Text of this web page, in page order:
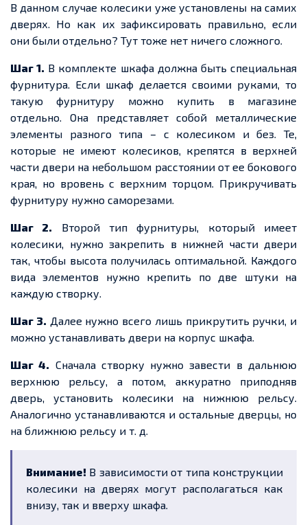
В данном случае колесики уже установлены на самих
дверях. Но как их зафиксировать правильно, если
они были отдельно? Тут тоже нет ничего сложного.
Шаг 1. В комплекте шкафа должна быть специальная
фурнитура. Если шкаф делается своими руками, то
такую фурнитуру можно купить в магазине
отдельно. Она представляет собой металлические
элементы разного типа – с колесиком и без. Те,
которые не имеют колесиков, крепятся в верхней
части двери на небольшом расстоянии от ее бокового
края, но вровень с верхним торцом. Прикручивать
фурнитуру нужно саморезами.
Шаг 2. Второй тип фурнитуры, который имеет
колесики, нужно закрепить в нижней части двери
так, чтобы высота получилась оптимальной. Каждого
вида элементов нужно крепить по две штуки на
каждую створку.
Шаг 3. Далее нужно всего лишь прикрутить ручки, и
можно устанавливать двери на корпус шкафа.
Шаг 4. Сначала створку нужно завести в дальнюю
верхнюю рельсу, а потом, аккуратно приподняв
дверь, установить колесики на нижнюю рельсу.
Аналогично устанавливаются и остальные дверцы, но
на ближнюю рельсу и т. д.
Внимание! В зависимости от типа конструкции
колесики на дверях могут располагаться как
внизу, так и вверху шкафа.